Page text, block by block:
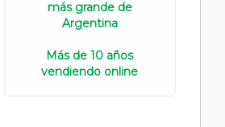
más grande de
Argentina
Más de 10 años
vendiendo online